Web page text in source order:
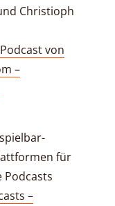
Christioph
von
–
für
Podcasts
–